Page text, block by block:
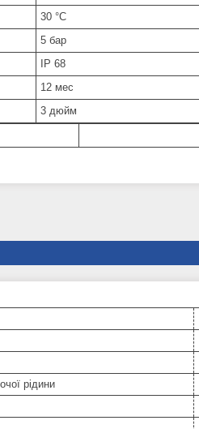
30 °C
5 бар
IP 68
12 мес
3 дюйм
рідини